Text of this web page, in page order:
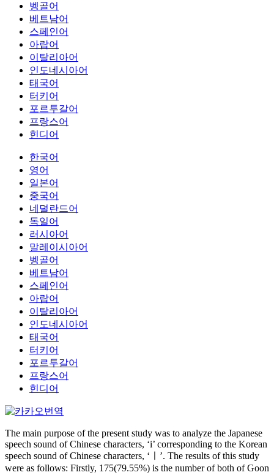
벵골어
베트남어
스페인어
아랍어
이탈리아어
인도네시아어
태국어
터키어
포르투갈어
프랑스어
힌디어
한국어
영어
일본어
중국어
네덜란드어
독일어
러시아어
말레이시아어
벵골어
베트남어
스페인어
아랍어
이탈리아어
인도네시아어
태국어
터키어
포르투갈어
프랑스어
힌디어
The main purpose of the present study was to analyze the Japanese
speech sound of Chinese characters, ‘i’ corresponding to the Korean
speech sound of Chinese characters, ‘ㅣ’. The results of this study
were as follows: Firstly, 175(79.55%) is the number of both of Goon